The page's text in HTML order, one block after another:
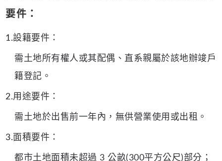
要件：
1.設籍要件：
需土地所有權人或其配偶、直系親屬於該地辦竣戶
籍登記。
2.用途要件：
需土地於出售前一年內，無供營業使用或出租。
3.面積要件：
都市土地面積未超過 3 公畝(300平方公尺)部分；